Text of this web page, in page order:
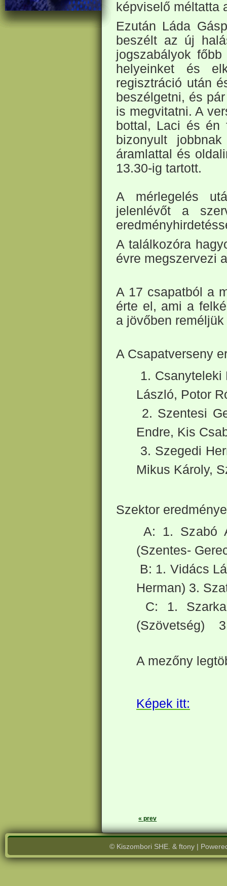
képviselő méltatta
Ezután Láda
beszélt az új
jogszabályok
helyeinket és
regisztráció után
beszélgetni, és
is megvitatni. A
bottal, Laci és én
bizonyult
áramlattal és
13.30-ig tartott.
A mérlegelés
jelenlévőt a
A találkozóra
évre megszervezi
A 17 csapatból a
érte el, ami a
a jövőben
A Csapatverseny
1. Csanyteleki
László, Potor
2. Szentesi
Endre, Kis
3. Szegedi
Mikus Károly,
Szektor
A: 1. Szabó
(Szentes-
B: 1. Vidács
Herman) 3.
C: 1. Szarka
(Szövetség)
A mezőny
Képek itt:
« prev
© Kiszombori SHE. & ftony |